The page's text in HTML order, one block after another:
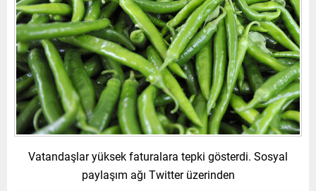
Vatandaşlar yüksek faturalara tepki gösterdi. Sosyal
paylaşım ağı Twitter üzerinden